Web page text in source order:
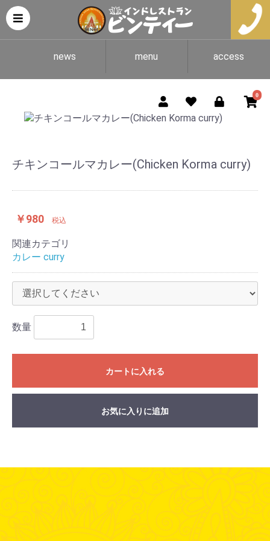
news menu access
0
チキンコールマカレー(Chicken Korma curry)
￥980 税込
関連カテゴリ
カレー curry
数量
カートに入れる
お気に入りに追加